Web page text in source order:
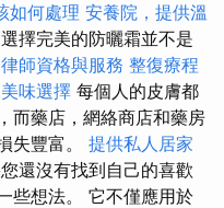
如何處理 安養院，提供溫
擇完美的防曬霜並不是
師資格與服務 整復療程
味選擇 每個人的皮膚都
而藥店，網絡商店和藥房
失豐富。 提供私人居家
還沒有找到自己的喜歡
些想法。 它不僅應用於